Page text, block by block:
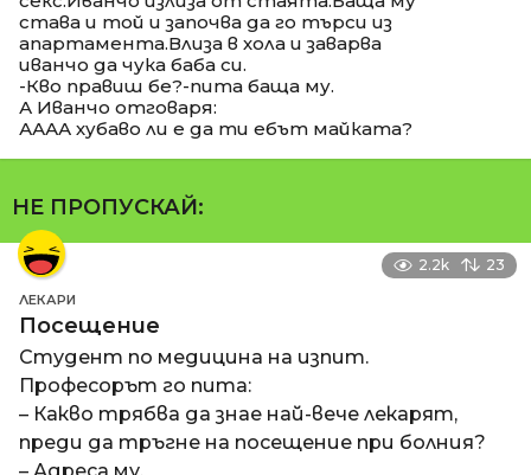
става и той и започва да го търси из
апартамента.Влиза в хола и заварва
иванчо да чука баба си.
-Кво правиш бе?-пита баща му.
А Иванчо отговаря:
АААА хубаво ли е да ти ебът майката?
НЕ ПРОПУСКАЙ:
2.2k 23
ЛЕКАРИ
Посещение
Студент по медицина на изпит.
Професорът го пита:
– Какво трябва да знае най-вече лекарят,
преди да тръгне на посещение при болния?